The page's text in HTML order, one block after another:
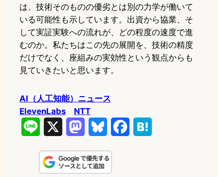
は、技術そのものの優劣とは別の力学が働いて
いる可能性も示しています。出資から協業、そ
して実証実験への流れが、どの程度の速度で進
むのか。私たちはこの先の展開を、技術の精度
だけでなく、座組みの実効性という観点からも
見ていきたいと思います。
AI（人工知能）ニュース
ElevenLabs
NTT
n
s
u